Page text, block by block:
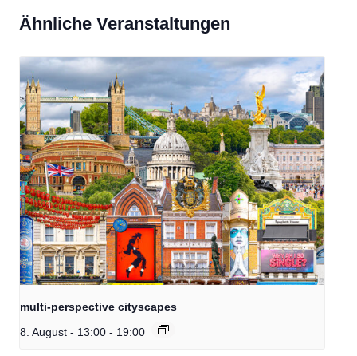
Ähnliche Veranstaltungen
multi-perspective cityscapes
8. August - 13:00 - 19:00